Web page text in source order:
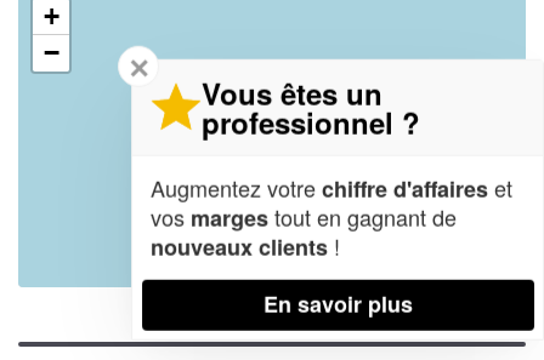
+
−
Leaflet| Map data ©OpenStreetMap contributors,CC-BY-SA
✕
Vous êtes un
professionnel ?
Augmentez votrechiffre d'affaireset
vos margestout en gagnant de
nouveaux clients !
En savoir plus